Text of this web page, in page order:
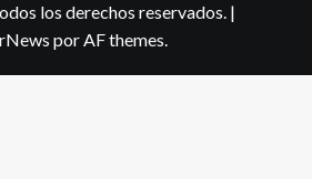
los derechos reservados. |
por AF themes.